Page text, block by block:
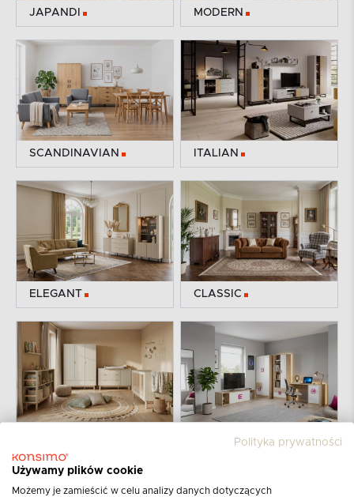
JAPANDI MODERN
SCANDINAVIAN ITALIAN
ELEGANT CLASSIC
Polityka prywatności
Używamy plików cookie
Możemy je zamieścić w celu analizy danych dotyczących